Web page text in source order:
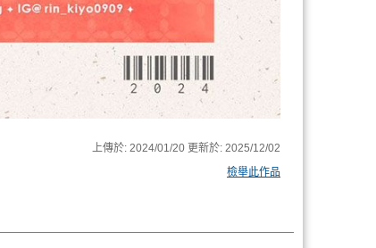
上傳於: 2024/01/20 更新於: 2025/12/02
檢舉此作品